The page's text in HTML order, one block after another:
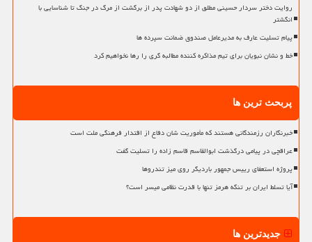
روایت دختر سردار حسینی مطلق از دو شهادت پدر از برگشت از مرگ در جنگ تا شناسایی با
انگشتر
پیام تسلیت عارف به مدیرعامل صندوق ضمانت سپرده ها
خط و نشان نبویان برای تیم مذاکره کننده مطالبه گری را رها نخواهیم کرد
پربحث ترین ها
خبرنگاران رزمندگانی هستند که مأموریت شان دفاع از اقتدار فرهنگی ملت است
عراقچی در پیامی درگذشت ابوالقاسم قاسم زاده را تسلیت گفت
پروژه استعفای رییس جمهور باردیگر روی میز تندروها
آیا تسلط ایران بر تنگه هرمز تنها با قدرت نظامی میسر است؟
جدیدترین ها